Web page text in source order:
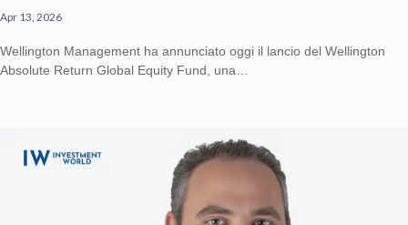
Apr 13, 2026
Wellington Management ha annunciato oggi il lancio del Wellington
Absolute Return Global Equity Fund, una…